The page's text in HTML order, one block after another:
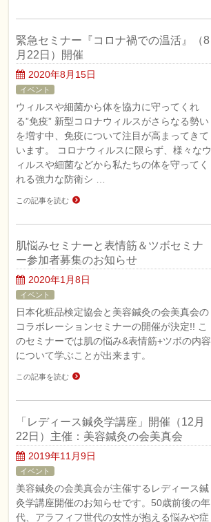
緊急セミナー『コロナ禍での温活』（8
月22日）開催
2020年8月15日
イベント
ウィルスや細菌から体を協力に守ってくれ
る”免疫” 新型コロナウィルスがさらなる勢い
を増す中、免疫について注目が高まってきて
います。 コロナウィルスに限らず、様々なウ
ィルスや細菌などから私たちの体を守ってく
れる強力な防衛シ …
この記事を読む
肌悩みセミナーと表情筋＆ツボセミナ
ー参加者募集のお知らせ
2020年1月8日
イベント
日本化粧品検定協会と美容鍼灸の会美真会の
コラボレーションセミナーの開催が決定!! こ
のセミナーでは肌の悩み&表情筋+ツボの内容
について学ぶことが出来ます。
この記事を読む
「レディース鍼灸学講座」開催（12月
22日）主催：美容鍼灸の会美真会
2019年11月9日
イベント
美容鍼灸の会美真会が主催するレディース鍼
灸学講座開催のお知らせです。50歳前後の年
代、アラフィフ世代の女性が抱える悩みや症